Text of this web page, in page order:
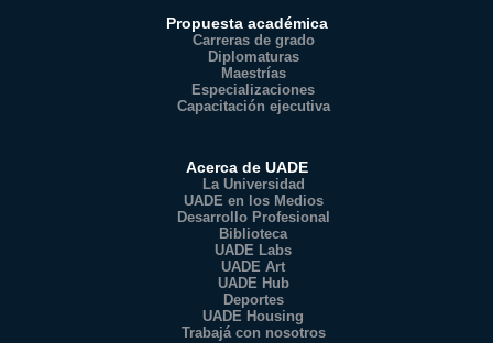
Propuesta académica
Carreras de grado
Diplomaturas
Maestrías
Especializaciones
Capacitación ejecutiva
Acerca de UADE
La Universidad
UADE en los Medios
Desarrollo Profesional
Biblioteca
UADE Labs
UADE Art
UADE Hub
Deportes
UADE Housing
Trabajá con nosotros